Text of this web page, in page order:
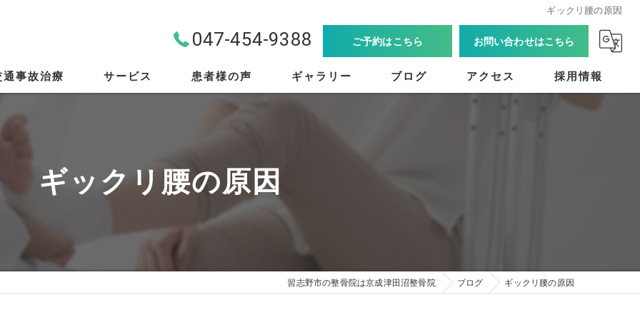
ギックリ腰の原因
047-454-9388 ご予約はこちら お問い合わせはこちら
通事故治療 サービス
スポーツ外傷
骨盤矯正
患者様の声 ギャラリー ブログ アクセス 採用情報
ギックリ腰の原因
習志野市の整骨院は京成津田沼整骨院 ブログ ギックリ腰の原因